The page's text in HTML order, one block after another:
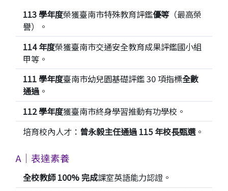
113 學年度榮獲臺南市特殊教育評鑑優等（最高榮
譽）。
114 年度榮獲臺南市交通安全教育成果評鑑國小組
甲等。
111 學年度臺南市幼兒園基礎評鑑 30 項指標全數
通過。
112 學年度獲臺南市終身學習推動有功學校。
培育校內人才： 曾永毅主任通過 115 年校長甄選。
A｜表達素養
全校教師 100% 完成課室英語能力認證。